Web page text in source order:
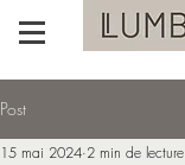
Post
15 mai 2024 2 min de lecture